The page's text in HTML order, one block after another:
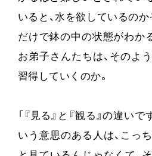
いると、水を欲しているの
だけで鉢の中の状態がわか
お弟子さんたちは、そのよ
習得していくのか。
「『見る』と『観る』の違い
いう意思のある人は、こっ